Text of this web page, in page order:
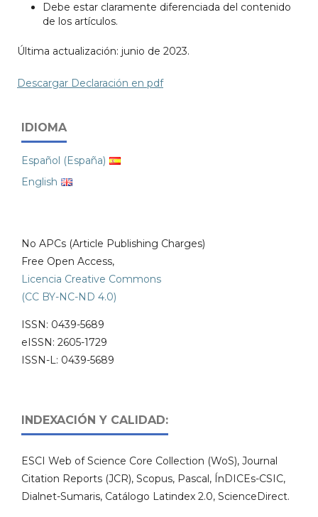
Debe estar claramente diferenciada del contenido
de los artículos.
Última actualización: junio de 2023.
Descargar Declaración en pdf
IDIOMA
Español (España)
English
No APCs (Article Publishing Charges)
Free Open Access,
Licencia Creative Commons
(CC BY-NC-ND 4.0)
ISSN: 0439-5689
eISSN: 2605-1729
ISSN-L: 0439-5689
INDEXACIÓN Y CALIDAD:
ESCI Web of Science Core Collection (WoS), Journal
Citation Reports (JCR), Scopus, Pascal, ÍnDICEs-CSIC,
Dialnet-Sumaris, Catálogo Latindex 2.0, ScienceDirect.